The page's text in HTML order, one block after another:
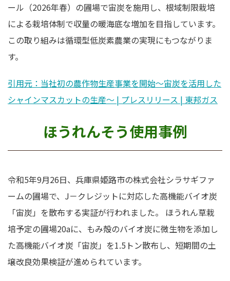
ール（2026年春）の圃場で宙炭を施用し、根域制限栽培
による栽培体制で収量の暖海底な増加を目指しています。
この取り組みは循環型低炭素農業の実現にもつながりま
す。
引用元：当社初の農作物生産事業を開始～宙炭を活用した
シャインマスカットの生産～ | プレスリリース | 東邦ガス
ほうれんそう使用事例
令和5年9月26日、兵庫県姫路市の株式会社シラサギファ
ームの圃場で、J－クレジットに対応した高機能バイオ炭
「宙炭」を散布する実証が行われました。 ほうれん草栽
培予定の圃場20aに、もみ殻のバイオ炭に微生物を添加し
た高機能バイオ炭「宙炭」を1.5トン散布し、短期間の土
壌改良効果検証が進められています。